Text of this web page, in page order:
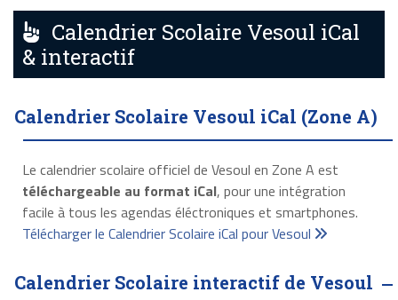
Calendrier Scolaire Vesoul iCal
& interactif
Calendrier Scolaire Vesoul iCal (Zone A)
Le calendrier scolaire officiel de Vesoul en Zone A est
téléchargeable au format iCal, pour une intégration
facile à tous les agendas éléctroniques et smartphones.
Télécharger le Calendrier Scolaire iCal pour Vesoul
Calendrier Scolaire interactif de Vesoul